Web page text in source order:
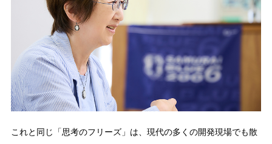
これと同じ「思考のフリーズ」は、現代の多くの開発現場でも散